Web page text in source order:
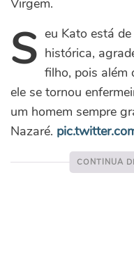
Virgem.
Seu Kato está
histórica,
filho, pois além
ele se tornou
um homem sempre
Nazaré.